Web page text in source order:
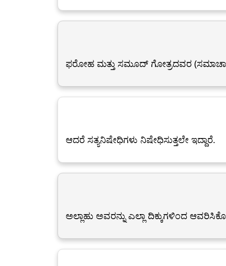
ಫರೋಹ‍ ಮತ್ತು ಸಮೂದ್ ಗೋತ್ರದವರ
ಆದರೆ ಸತ್ಯನಿಷೇಧಿಗಳು ನಿಷೇಧಿಸುತ್ತಲೇ ಇದ್ದಾರೆ.
ಅಲ್ಲಾಹು ಅವರನ್ನು ಎಲ್ಲಾ ದಿಕ್ಕುಗಳಿಂದ